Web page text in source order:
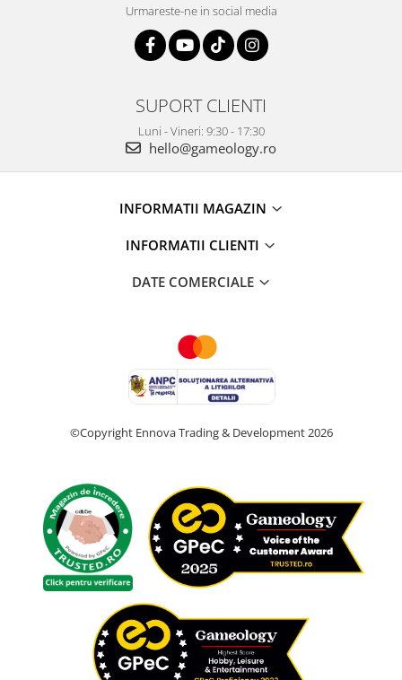
Urmareste-ne in social media
SUPORT CLIENTI
Luni - Vineri: 9:30 - 17:30
hello@gameology.ro
INFORMATII MAGAZIN
INFORMATII CLIENTI
DATE COMERCIALE
©Copyright Ennova Trading & Development 2026